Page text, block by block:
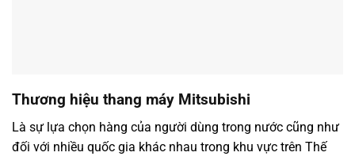
Thương hiệu thang máy Mitsubishi
Là sự lựa chọn hàng của người dùng trong nước cũng như
đối với nhiều quốc gia khác nhau trong khu vực trên Thế